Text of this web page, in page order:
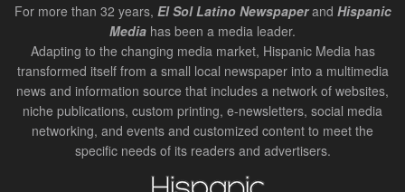
For more than 32 years, El Sol Latino Newspaperand Hispanic
Media has been a media leader.
Adapting to the changing media market, Hispanic Media has
transformed itself from a small local newspaper into a multimedia
news and information source that includes a network of websites,
niche publications, custom printing, e-newsletters, social media
networking, and events and customized content to meet the
specific needs of its readers and advertisers.